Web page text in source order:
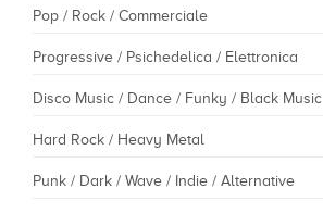
Pop / Rock / Commerciale
Progressive / Psichedelica / Elettronica
Disco Music / Dance / Funky / Black Music
Hard Rock / Heavy Metal
Punk / Dark / Wave / Indie / Alternative